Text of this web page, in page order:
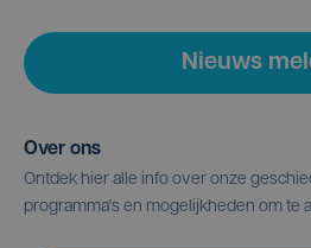
Nieuws
Over ons
Ontdek hier alle info over onze
programma's en mogelijkheden om te